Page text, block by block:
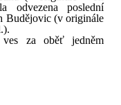
odvezena poslední
Budějovic (v originále
za oběť jedněm